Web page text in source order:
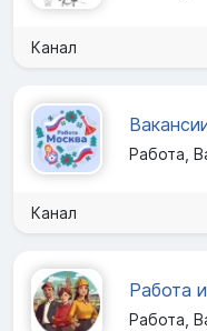
Канал
Работа,
Канал
Работа
Работа,